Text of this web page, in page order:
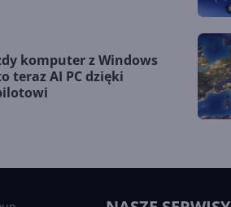
komputer z Windows
teraz AI PC dzięki